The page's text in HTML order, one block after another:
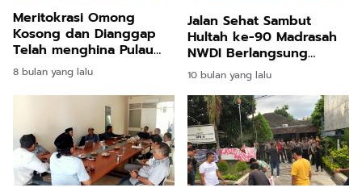
Meritokrasi Omong
Kosong dan Dianggap
Telah menghina Pulau
Sumbawa, Seruan
Pencopotan Kadis PUPR
NTB Kian Ramai
8 bulan yang lalu
Jalan Sehat Sambut
Hultah ke-90 Madrasah
NWDI Berlangsung
Meriah, 40 Ribu Peserta
Padati Kota Mataram
10 bulan yang lalu